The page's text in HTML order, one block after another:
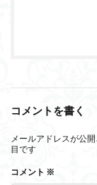
コメントを書く
メールアドレスが公
目です
コメント ※